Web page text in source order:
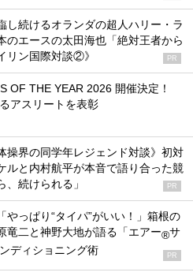
し続けるオランダの超人ハリー・ラ
のエースの太田海也「絶対王者から
リン国際対談②》
PR
OF THE YEAR 2026 開催決定！
アスリートを表彰
操界の同学年レジェンド対談》初対
ルと内村航平が本音で語り合った競
、続けられる」
PR
やっぱり“タイパ”がいい！」箱根の
竜二と神野大地が語る「エアー®サ
ディショニング術 PR